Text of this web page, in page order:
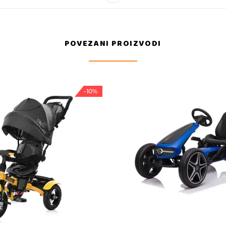
POVEZANI PROIZVODI
-10%